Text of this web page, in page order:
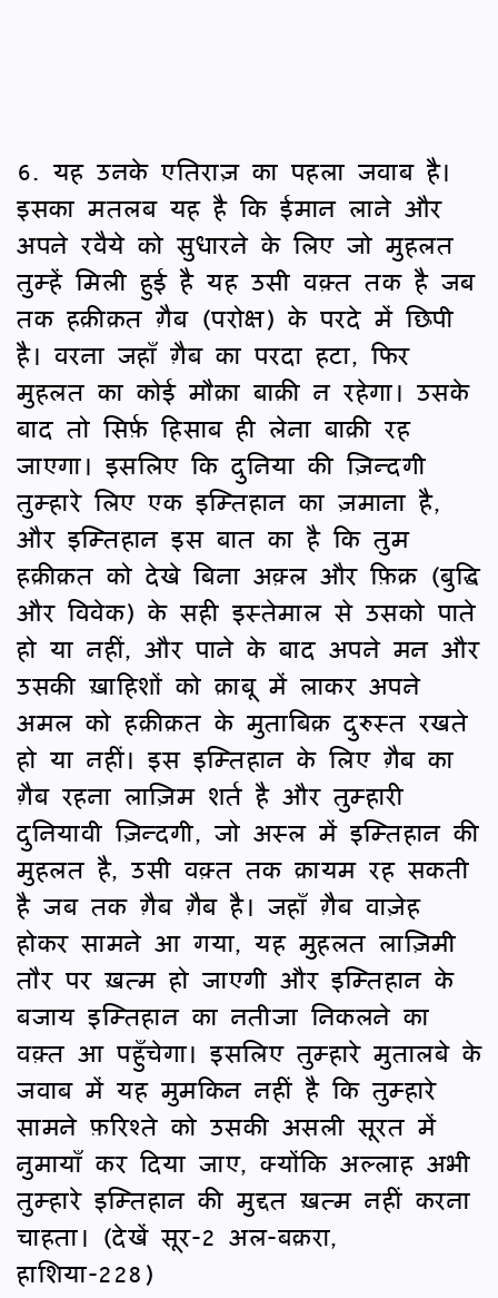
6. यह उनके एतिराज़ का पहला जवाब है।
इसका मतलब यह है कि ईमान लाने और
अपने रवैये को सुधारने के लिए जो मुहलत
तुम्हें मिली हुई है यह उसी वक़्त तक है जब
तक हक़ीक़त ग़ैब (परोक्ष) के परदे में छिपी
है। वरना जहाँ ग़ैब का परदा हटा, फिर
मुहलत का कोई मौक़ा बाक़ी न रहेगा। उसके
बाद तो सिर्फ़ हिसाब ही लेना बाक़ी रह
जाएगा। इसलिए कि दुनिया की ज़िन्दगी
तुम्हारे लिए एक इम्तिहान का ज़माना है,
और इम्तिहान इस बात का है कि तुम
हक़ीक़त को देखे बिना अक़्ल और फ़िक्र (बुद्धि
और विवेक) के सही इस्तेमाल से उसको पाते
हो या नहीं, और पाने के बाद अपने मन और
उसकी ख़ाहिशों को क़ाबू में लाकर अपने
अमल को हक़ीक़त के मुताबिक़ दुरुस्त रखते
हो या नहीं। इस इम्तिहान के लिए ग़ैब का
ग़ैब रहना लाज़िम शर्त है और तुम्हारी
दुनियावी ज़िन्दगी, जो अस्ल में इम्तिहान की
मुहलत है, उसी वक़्त तक क़ायम रह सकती
है जब तक ग़ैब ग़ैब है। जहाँ ग़ैब वाज़ेह
होकर सामने आ गया, यह मुहलत लाज़िमी
तौर पर ख़त्म हो जाएगी और इम्तिहान के
बजाय इम्तिहान का नतीजा निकलने का
वक़्त आ पहुँचेगा। इसलिए तुम्हारे मुतालबे के
जवाब में यह मुमकिन नहीं है कि तुम्हारे
सामने फ़रिश्ते को उसकी असली सूरत में
नुमायाँ कर दिया जाए, क्योंकि अल्लाह अभी
तुम्हारे इम्तिहान की मुद्दत ख़त्म नहीं करना
चाहता। (देखें सूर-2 अल-बक़रा,
हाशिया-228)